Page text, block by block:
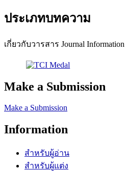
ประเภทบทความ
เกี่ยวกับวารสาร Journal Information
Make a Submission
Make a Submission
Information
สำหรับผู้อ่าน
สำหรับผู้แต่ง